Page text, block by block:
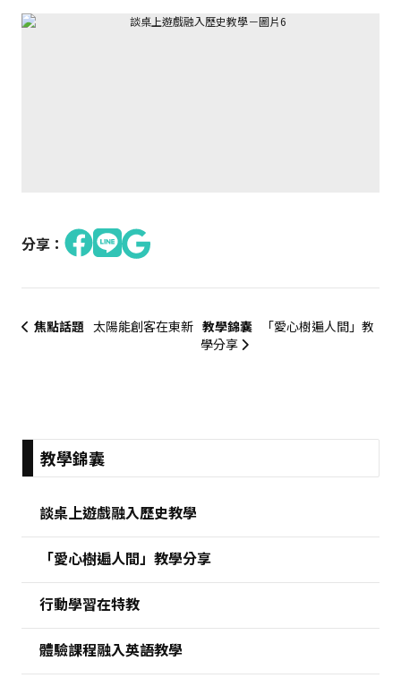
分享：
焦點話題 太陽能創客在東新 教學錦囊
「愛心樹遍人間」教
學分享
:::教學錦囊
談桌上遊戲融入歷史教學
「愛心樹遍人間」教學分享
行動學習在特教
體驗課程融入英語教學